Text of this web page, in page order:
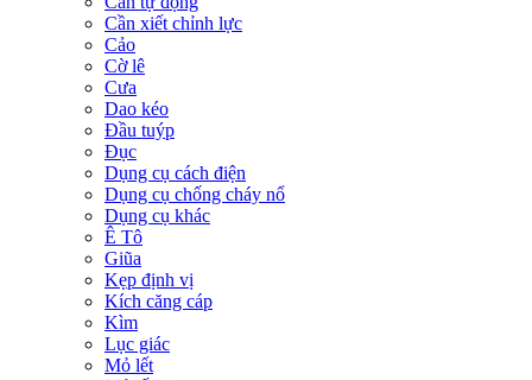
Cần xiết chỉnh lực
Cảo
Cờ lê
Cưa
Dao kéo
Đầu tuýp
Đục
Dụng cụ cách điện
Dụng cụ chống cháy nổ
Dụng cụ khác
Ê Tô
Giũa
Kẹp định vị
Kích căng cáp
Kìm
Lục giác
Mỏ lết